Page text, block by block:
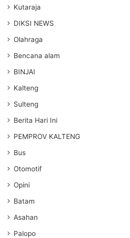
Kutaraja
DIKSI NEWS
Olahraga
Bencana alam
BINJAI
Kalteng
Sulteng
Berita Hari Ini
PEMPROV KALTENG
Bus
Otomotif
Opini
Batam
Asahan
Palopo